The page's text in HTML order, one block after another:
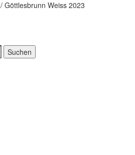
/ Göttlesbrunn Weiss 2023